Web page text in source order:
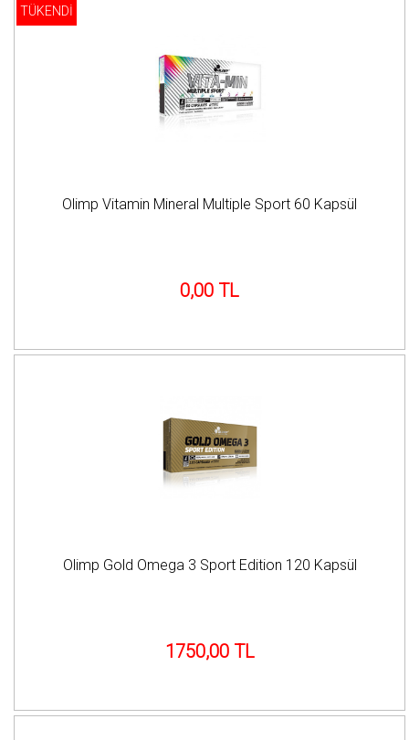
TÜKENDİ
Olimp Vitamin Mineral Multiple Sport 60 Kapsül
0,00 TL
Olimp Gold Omega 3 Sport Edition 120 Kapsül
1750,00 TL